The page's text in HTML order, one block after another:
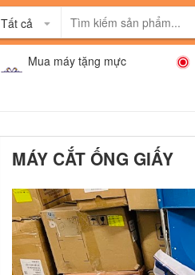
Tất cả
Mua máy tặng mực
MÁY CẮT ỐNG GIẤY